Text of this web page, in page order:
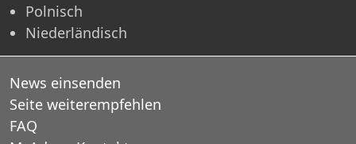
Polnisch
Niederländisch
News einsenden
Seite weiterempfehlen
FAQ